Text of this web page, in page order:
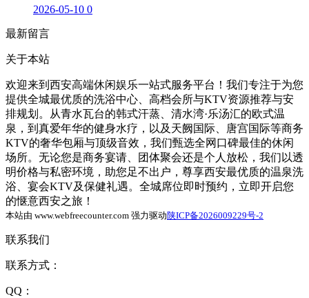
2026-05-10 0
最新留言
关于本站
欢迎来到西安高端休闲娱乐一站式服务平台！我们专注于为您
提供全城最优质的洗浴中心、高档会所与KTV资源推荐与安
排规划。从青水瓦台的韩式汗蒸、清水湾·乐汤汇的欧式温
泉，到真爱年华的健身水疗，以及天阙国际、唐宫国际等商务
KTV的奢华包厢与顶级音效，我们甄选全网口碑最佳的休闲
场所。无论您是商务宴请、团体聚会还是个人放松，我们以透
明价格与私密环境，助您足不出户，尊享西安最优质的温泉洗
浴、宴会KTV及保健礼遇。全城席位即时预约，立即开启您
的惬意西安之旅！
本站由 www.webfreecounter.com 强力驱动陕ICP备2026009229号-2
联系我们
联系方式：
QQ：